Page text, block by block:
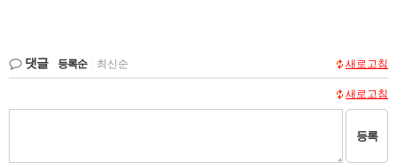
댓글 등록순 최신순 새로고침
새로고침
등록